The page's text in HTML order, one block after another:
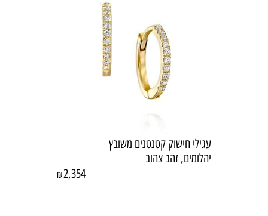
עגילי חישוק קטנטנים משובץ
יהלומים, זהב צהוב
₪2,354